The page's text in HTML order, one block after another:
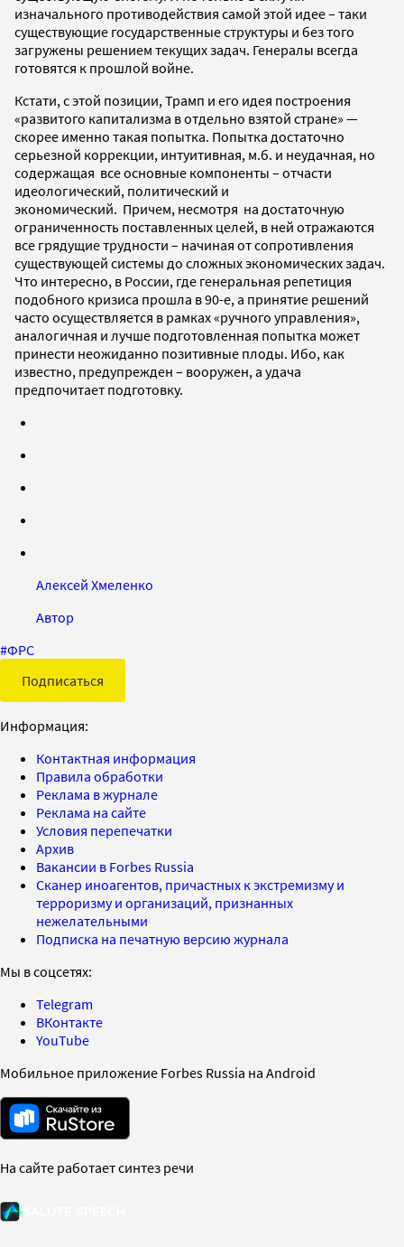
изначального противодействия самой этой идее – таки
существующие государственные структуры и без того
загружены решением текущих задач. Генералы всегда
готовятся к прошлой войне.
Кстати, с этой позиции, Трамп и его идея построения
«развитого капитализма в отдельно взятой стране» —
скорее именно такая попытка. Попытка достаточно
серьезной коррекции, интуитивная, м.б. и неудачная, но
содержащая все основные компоненты – отчасти
идеологический, политический и
экономический. Причем, несмотря на достаточную
ограниченность поставленных целей, в ней отражаются
все грядущие трудности – начиная от сопротивления
существующей системы до сложных экономических задач.
Что интересно, в России, где генеральная репетиция
подобного кризиса прошла в 90-е, а принятие решений
часто осуществляется в рамках «ручного управления»,
аналогичная и лучше подготовленная попытка может
принести неожиданно позитивные плоды. Ибо, как
известно, предупрежден – вооружен, а удача
предпочитает подготовку.
Алексей Хмеленко
Автор
#ФРС
Подписаться
Информация:
Контактная информация
Правила обработки
Реклама в журнале
Реклама на сайте
Условия перепечатки
Архив
Вакансии в Forbes Russia
Сканер иноагентов, причастных к экстремизму и
терроризму и организаций, признанных
нежелательными
Подписка на печатную версию журнала
Мы в соцсетях:
Telegram
ВКонтакте
YouTube
Мобильное приложение Forbes Russia на Android
На сайте работает синтез речи